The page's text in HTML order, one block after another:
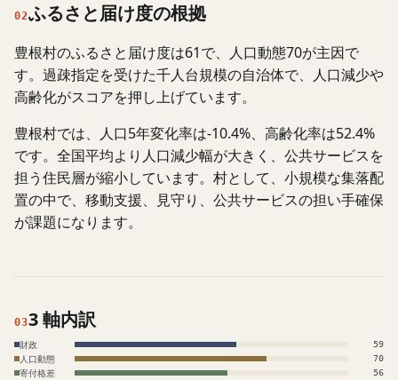
02ふるさと届け度の根拠
豊根村のふるさと届け度は61で、人口動態70が主因で
す。過疎指定を受けた千人台規模の自治体で、人口減少や
高齢化がスコアを押し上げています。
豊根村では、人口5年変化率は-10.4%、高齢化率は52.4%
です。全国平均より人口減少幅が大きく、公共サービスを
担う住民層が縮小しています。村として、小規模な集落配
置の中で、移動支援、見守り、公共サービスの担い手確保
が課題になります。
033 軸内訳
財政 59
人口動態 70
寄付格差 56